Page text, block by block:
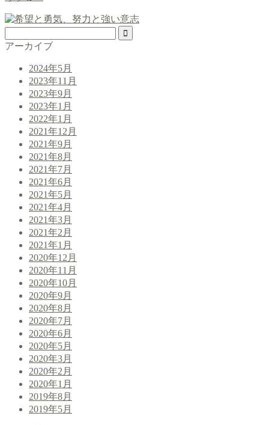
アーカイブ
2024年5月
2023年11月
2023年9月
2023年1月
2022年1月
2021年12月
2021年9月
2021年8月
2021年7月
2021年6月
2021年5月
2021年4月
2021年3月
2021年2月
2021年1月
2020年12月
2020年11月
2020年10月
2020年9月
2020年8月
2020年7月
2020年6月
2020年5月
2020年3月
2020年2月
2020年1月
2019年8月
2019年5月